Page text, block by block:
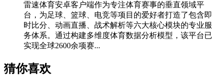
雷速体育安卓客户端作为专注体育赛事的垂直领域平
台，为足球、篮球、电竞等项目的爱好者打造了包含即
时比分、动画直播、战术解析等六大核心模块的专业服
务体系。通过构建多维度体育数据分析模型，该平台已
实现全球2600余项赛...
猜你喜欢